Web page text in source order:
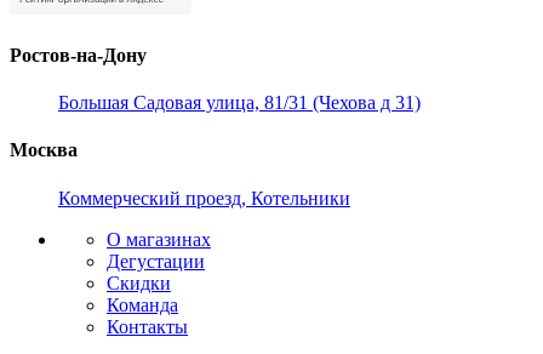
Ростов-на-Дону
Большая Садовая улица, 81/31 (Чехова д 31)
Москва
Коммерческий проезд, Котельники
О магазинах
Дегустации
Скидки
Команда
Контакты